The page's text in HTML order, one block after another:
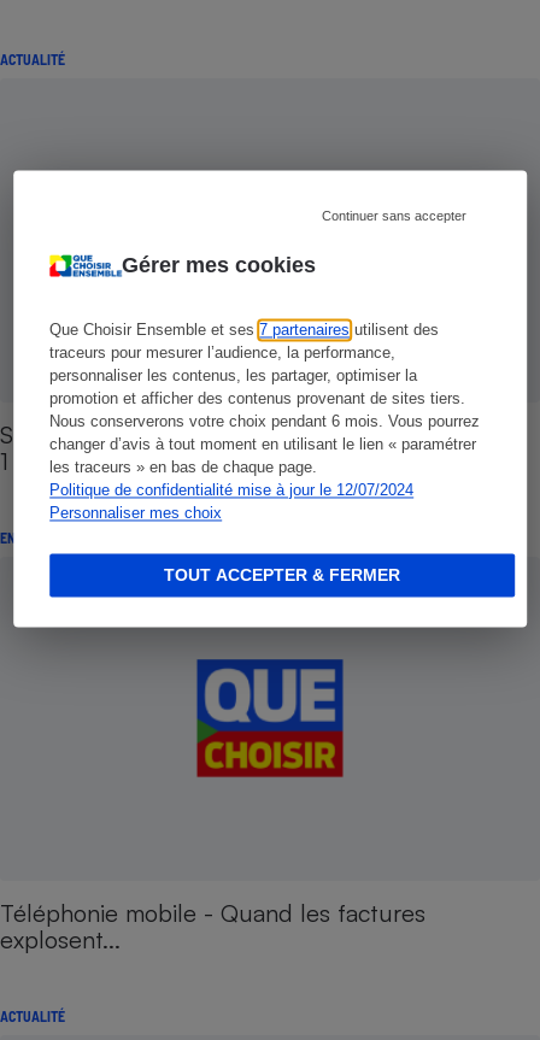
Gérer mes cookies
Que Choisir Ensemble et ses7 partenaires utilisent des
traceurs pour mesurer l’audience, la performance,
personnaliser les contenus, les partager, optimiser la
promotion et afficher des contenus provenant de sites tiers.
Nous conserverons votre choix pendant 6 mois. Vous pourrez
changer d’avis à tout moment en utilisant le lien « paramétrer
les traceurs » en bas de chaque page.
Politique de confidentialité mise à jour le 12/07/2024
Personnaliser mes choix
Continuer sans accepter
TOUT ACCEPTER & FERMER
ACTUALITÉ
SMS surtaxés - Pour plus de transparence, tapez
1 !
ENQUÊTE
Téléphonie mobile - Quand les factures
explosent...
ACTUALITÉ